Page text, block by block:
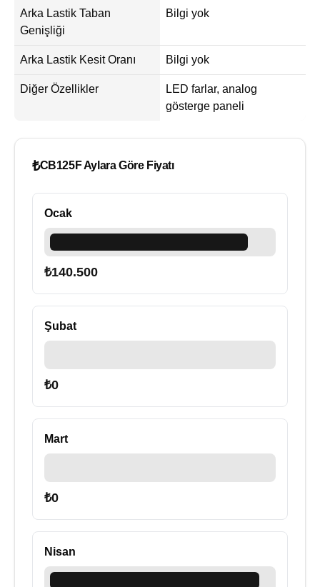
Arka Lastik Taban
Genişliği
Bilgi yok
Arka Lastik Kesit Oranı Bilgi yok
Diğer Özellikler
LED farlar, analog
gösterge paneli
₺CB125F Aylara Göre Fiyatı
Ocak
₺140.500
Şubat
₺0
Mart
₺0
Nisan